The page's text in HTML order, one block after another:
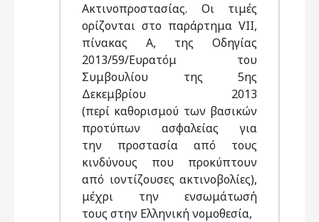
Ακτινοπροστασίας. Οι τιμές
ορίζονται στο παράρτημα VII,
πίνακας Α, της Οδηγίας
2013/59/Ευρατόμ του
Συμβουλίου της 5ης
Δεκεμβρίου 2013
(περί καθορισμού των βασικών
προτύπων ασφαλείας για
την προστασία από τους
κινδύνους που προκύπτουν
από ιοντίζουσες ακτινοβολίες),
μέχρι την ενσωμάτωσή
τους στην Ελληνική νομοθεσία,